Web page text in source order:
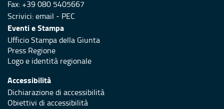
Fax: +39 080 5405667
Scrivici:email - PEC
Eventi e Stampa
Ufficio Stampa della Giunta
Press Regione
Logo e identità regionale
Accessibilità
Dichiarazione di accessibilità
Obiettivi di accessibilità